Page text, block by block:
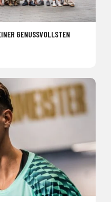
GENUSSVOLLSTEN